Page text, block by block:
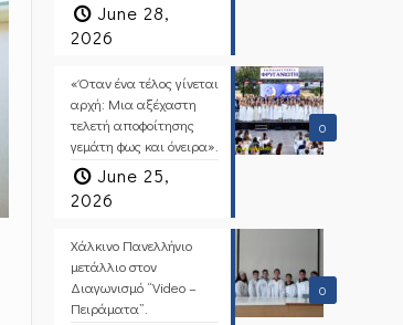
June 28,
2026
0
«Όταν ένα τέλος γίνεται
αρχή: Μια αξέχαστη
τελετή αποφοίτησης
γεμάτη φως και όνειρα».
June 25,
2026
0
Χάλκινο Πανελλήνιο
μετάλλιο στον
Διαγωνισμό “Video –
Πειράματα”.